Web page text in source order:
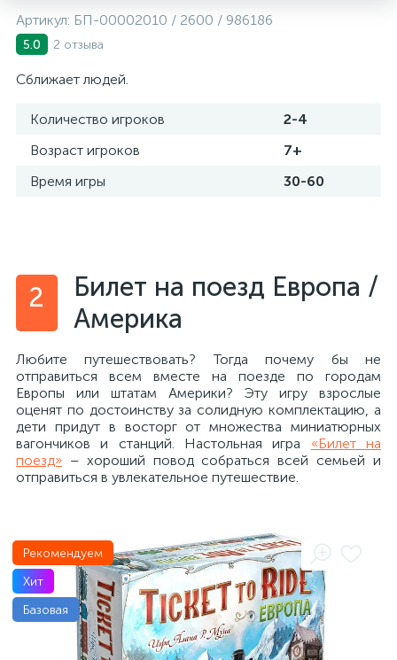
Артикул: БП-00002010 / 2600 / 986186
5.0 2 отзыва
Сближает людей.
Количество игроков
2-4
Возраст игроков
7+
Время игры
30-60
2
Билет на поезд Европа /
Америка
Любите путешествовать? Тогда почему бы не
отправиться всем вместе на поезде по городам
Европы или штатам Америки? Эту игру взрослые
оценят по достоинству за солидную комплектацию, а
дети придут в восторг от множества миниатюрных
вагончиков и станций. Настольная игра «Билет на
поезд» – хороший повод собраться всей семьей и
отправиться в увлекательное путешествие.
Рекомендуем
Хит
Базовая